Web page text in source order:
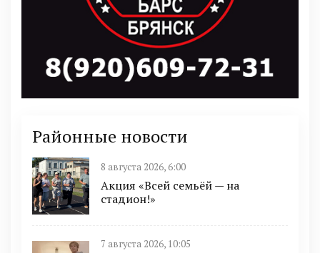
Районные новости
8 августа 2026, 6:00
Акция «Всей семьёй — на
стадион!»
7 августа 2026, 10:05